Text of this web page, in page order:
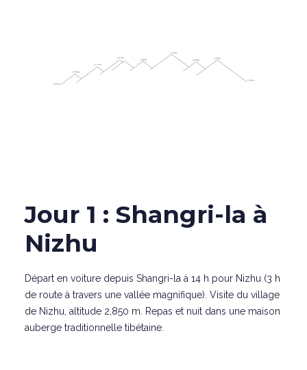
Jour 1 : Shangri-la à
Nizhu
Départ en voiture depuis Shangri-la à 14 h pour Nizhu (3 h
de route à travers une vallée magnifique). Visite du village
de Nizhu, altitude 2,850 m. Repas et nuit dans une maison
auberge traditionnelle tibétaine.